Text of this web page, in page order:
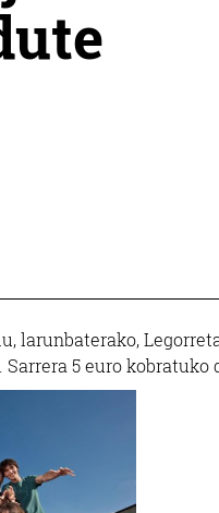
larunbaterako,
5 euro kobratuko